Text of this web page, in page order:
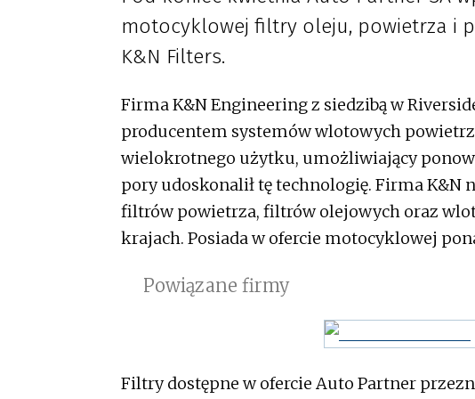
motocyklowej filtry oleju, powietrza i
K&N Filters.
Firma K&N Engineering z siedzibą w
producentem systemów wlotowych
wielokrotnego użytku, umożliwiający
pory udoskonalił tę technologię. Firma K&N
filtrów powietrza, filtrów olejowych oraz
krajach. Posiada w ofercie motocyklowej
Powiązane firmy
Filtry dostępne w ofercie Auto Partner